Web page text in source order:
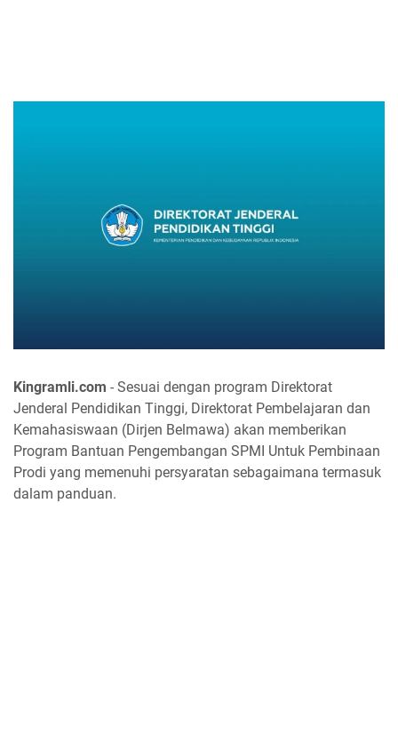
Kingramli.com - Sesuai dengan program Direktorat
Jenderal Pendidikan Tinggi, Direktorat Pembelajaran dan
Kemahasiswaan (Dirjen Belmawa) akan memberikan
Program Bantuan Pengembangan SPMI Untuk Pembinaan
Prodi yang memenuhi persyaratan sebagaimana termasuk
dalam panduan.